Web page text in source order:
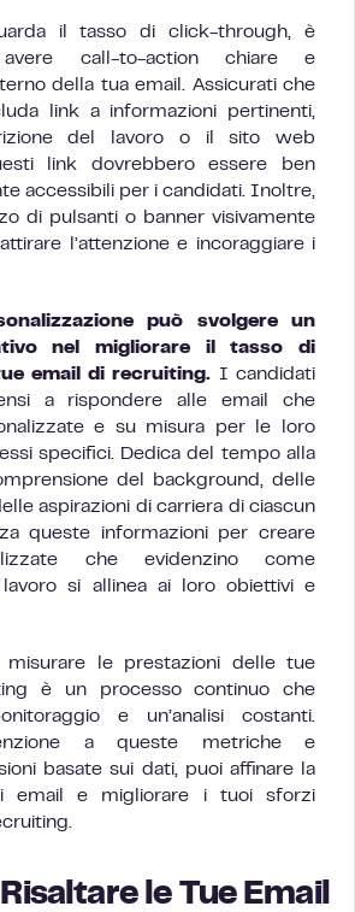
il tasso di click-through, è
avere call-to-action chiare e
della tua email. Assicurati che
link a informazioni pertinenti,
del lavoro o il sito web
link dovrebbero essere ben
accessibili per i candidati. Inoltre,
di pulsanti o banner visivamente
l’attenzione e incoraggiare i
può svolgere un
nel migliorare il tasso di
email di recruiting. I candidati
a rispondere alle email che
e su misura per le loro
specifici. Dedica del tempo alla
del background, delle
aspirazioni di carriera di ciascun
queste informazioni per creare
che evidenzino come
lavoro si allinea ai loro obiettivi e
misurare le prestazioni delle tue
è un processo continuo che
e un’analisi costanti.
a queste metriche e
basate sui dati, puoi affinare la
email e migliorare i tuoi sforzi
le Tue Email